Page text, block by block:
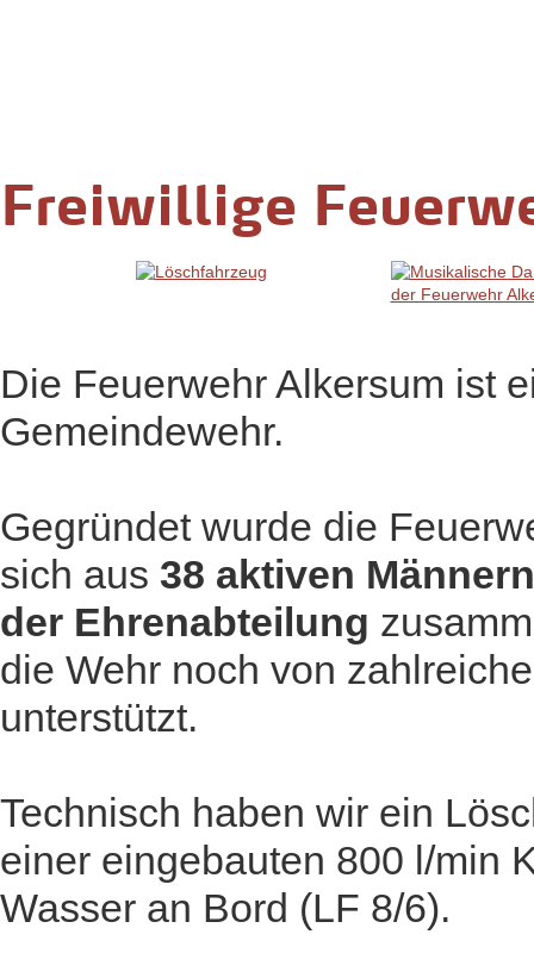
Freiwillige
Die Feuerwehr Alkersum ist
Gemeindewehr.
Gegründet wurde die
sich aus 38 aktiven
der Ehrenabteilung
die Wehr noch von
unterstützt.
Technisch haben wir ein
einer eingebauten 800 l/min
Wasser an Bord (LF 8/6).